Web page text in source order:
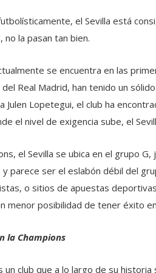
el Sevilla está
no la pasan tan bien.
se encuentra en las
del Real Madrid, han tenido un
Julen Lopetegui, el club ha
el nivel de exigencia sube, el
el Sevilla se ubica en el grupo
y parece ser el eslabón débil del
o sitios de apuestas
menor posibilidad de tener éxito
la Champions
un club que a lo largo de su